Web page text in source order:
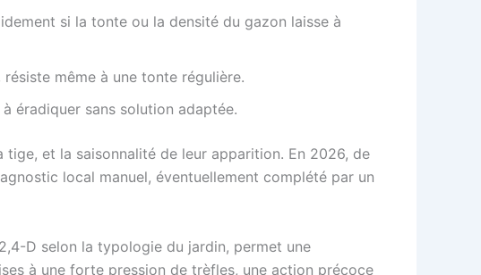
si la tonte ou la densité du gazon laisse à
même à une tonte régulière.
éradiquer sans solution adaptée.
tige, et la saisonnalité de leur apparition. En 2026, de
local manuel, éventuellement complété par un
D selon la typologie du jardin, permet une
à une forte pression de trèfles, une action précoce